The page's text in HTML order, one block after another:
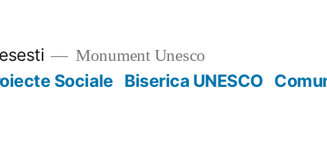
Monument Unesco
Sociale Biserica UNESCO